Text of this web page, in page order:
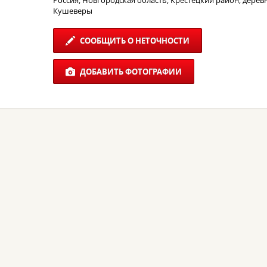
Кушеверы
СООБЩИТЬ О НЕТОЧНОСТИ
ДОБАВИТЬ ФОТОГРАФИИ